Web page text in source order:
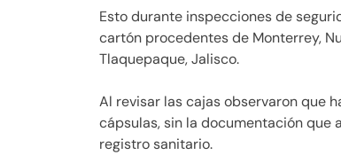
Esto durante inspecciones de
cartón procedentes de Monterrey,
Tlaquepaque, Jalisco.
Al revisar las cajas observaron que
cápsulas, sin la documentación
registro sanitario.